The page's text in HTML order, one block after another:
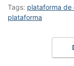
Tags: plataforma de
plataforma